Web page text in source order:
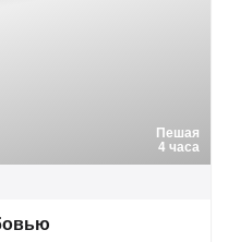
Пешая
4 часа